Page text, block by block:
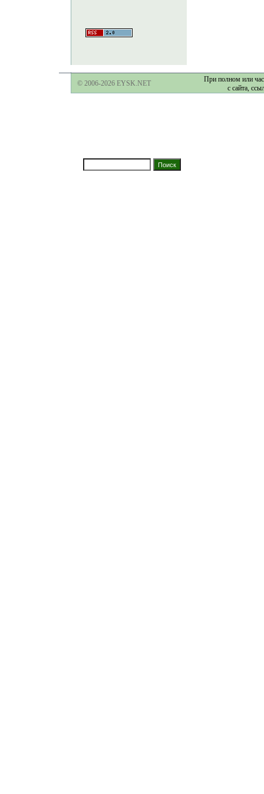
© 2006-2026 EYSK.NET
При полном или
с сайта,